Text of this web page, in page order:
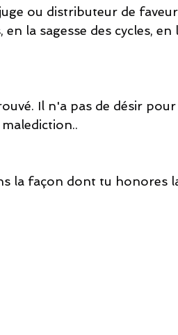
ou distributeur de
la sagesse des cycles, en
Il n'a pas de désir
la façon dont tu honores